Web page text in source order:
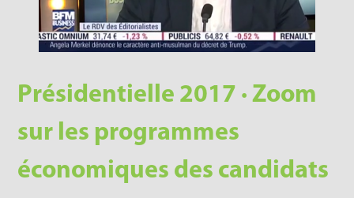
Présidentielle 2017 · Zoom
sur les programmes
économiques des candidats